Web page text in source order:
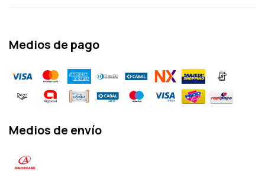
Medios de pago
Medios de envío